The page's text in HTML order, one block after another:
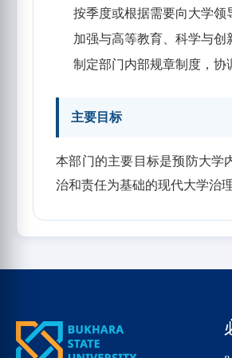
按季度或根据需要向大学领
加强与高等教育、科学与创
制定部门内部规章制度，协
主要目标
本部门的主要目标是预防大学
治和责任为基础的现代大学治理